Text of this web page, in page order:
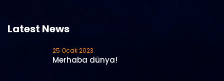
Latest News
25 Ocak 2023
Merhaba dünya!